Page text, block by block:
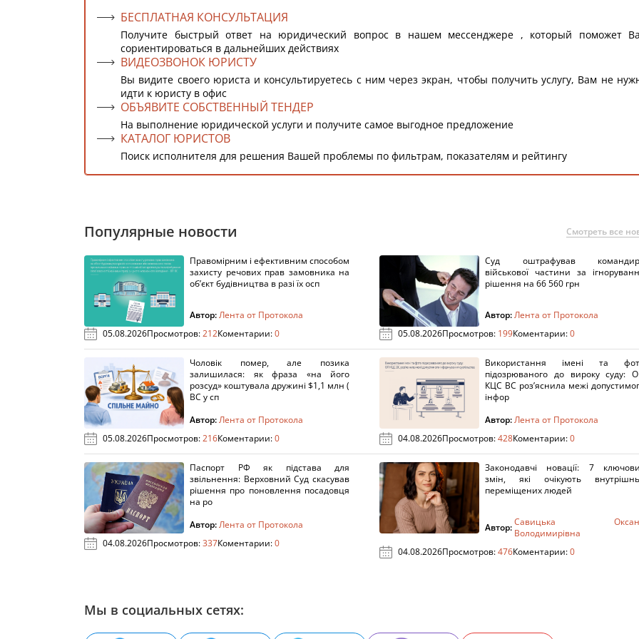
БЕСПЛАТНАЯ КОНСУЛЬТАЦИЯ
Получите быстрый ответ на юридический вопрос в нашем мессенджере , который поможет
сориентироваться в дальнейших действиях
ВИДЕОЗВОНОК ЮРИСТУ
Вы видите своего юриста и консультируетесь с ним через экран, чтобы получить услугу, Вам не
идти к юристу в офис
ОБЪЯВИТЕ СОБСТВЕННЫЙ ТЕНДЕР
На выполнение юридической услуги и получите самое выгодное предложение
КАТАЛОГ ЮРИСТОВ
Поиск исполнителя для решения Вашей проблемы по фильтрам, показателям и рейтингу
Популярные новости Смотреть все
Правомірним і ефективним способом
захисту речових прав замовника на
об’єкт будівництва в разі їх осп
Автор:Лента от Протокола
05.08.2026Просмотров:212Коментарии:0
Суд оштрафував
військової частини за
рішення на 66 560 грн
Автор:Лента от Протокола
05.08.2026Просмотров: 199Коментарии:0
Чоловік помер, але позика
залишилася: як фраза «на його
розсуд» коштувала дружині $1,1 млн (
ВС у сп
Автор:Лента от Протокола
05.08.2026Просмотров:216Коментарии:0
Використання імені та
підозрюваного до вироку суду:
КЦС ВС роз’яснила межі
інфор
Автор:Лента от Протокола
04.08.2026Просмотров:428Коментарии:0
Паспорт РФ як підстава для
звільнення: Верховний Суд скасував
рішення про поновлення посадовця
на ро
Автор:Лента от Протокола
04.08.2026Просмотров:337Коментарии:0
Законодавчі новації: 7
змін, які очікують
переміщених людей
Автор:Савицька
Володимирівна
04.08.2026Просмотров:476Коментарии:0
Мы в социальных сетях: